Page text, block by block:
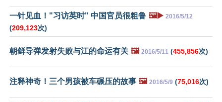
一针见血！"习访英时" 中国官员很粗鲁 🖼️▶️ 2016/5/12
(209,123次)
朝鲜导弹发射失败与江的命运有关 🖼️ 2016/5/11 (455,856次)
注释神奇！三个男孩被车碾压的故事 🖼️ 2016/5/9 (75,016次)